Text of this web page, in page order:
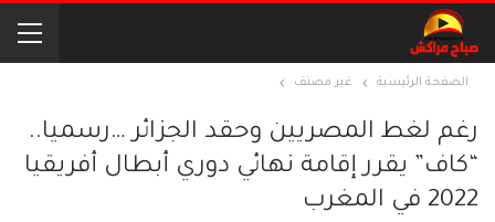
الصفحة الرئيسية غير مصنف
رغم لغط المصريين وحقد الجزائر …رسميا..
“كاف” يقرر إقامة نهائي دوري أبطال أفريقيا
2022 في المغرب